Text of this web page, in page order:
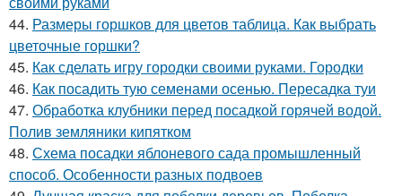
44. Размеры горшков для цветов таблица. Как выбрать
цветочные горшки?
45. Как сделать игру городки своими руками. Городки
46. Как посадить тую семенами осенью. Пересадка туи
47. Обработка клубники перед посадкой горячей водой.
Полив земляники кипятком
48. Схема посадки яблоневого сада промышленный
способ. Особенности разных подвоев